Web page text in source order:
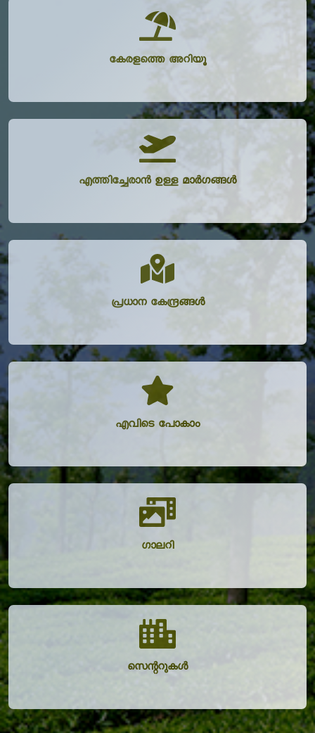
കേരളത്തെ അറിയൂ
എത്തിച്ചേരാൻ ഉള്ള മാർഗങ്ങൾ
പ്രധാന കേന്ദ്രങ്ങൾ
എവിടെ പോകാം
ഗാലറി
സെന്ററുകൾ